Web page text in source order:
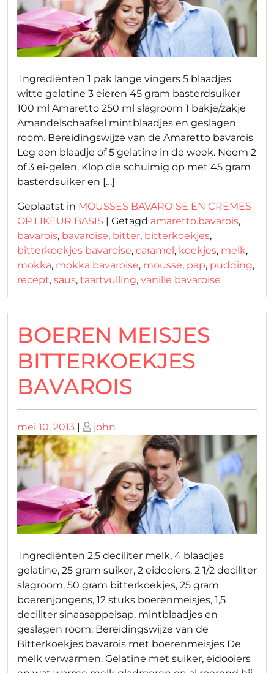
Ingrediënten 1 pak lange vingers 5 blaadjes
witte gelatine 3 eieren 45 gram basterdsuiker
100 ml Amaretto 250 ml slagroom 1 bakje/zakje
Amandelschaafsel mintblaadjes en geslagen
room. Bereidingswijze van de Amaretto bavarois
Leg een blaadje of 5 gelatine in de week. Neem 2
of 3 ei-gelen. Klop die schuimig op met 45 gram
basterdsuiker en […]
Geplaatst in MOUSSES BAVAROISE EN CREMES
OP LIKEUR BASIS | Getagd amaretto.bavarois,
bavarois, bavaroise, bitter, bitterkoekjes,
bitterkoekjes bavaroise, caramel , koekjes, melk,
mokka, mokka bavaroise, mousse, pap, pudding,
recept, saus, taartvulling, vanille bavaroise
BOEREN MEISJES
BITTERKOEKJES
BAVAROIS
Geplaatst
op
mei 10, 2013 | Geplaatst
op
john
Ingrediënten 2,5 deciliter melk, 4 blaadjes
gelatine, 25 gram suiker, 2 eidooiers, 2 1/2 deciliter
slagroom, 50 gram bitterkoekjes, 25 gram
boerenjongens, 12 stuks boerenmeisjes, 1,5
deciliter sinaasappelsap, mintblaadjes en
geslagen room. Bereidingswijze van de
Bitterkoekjes bavarois met boerenmeisjes De
melk verwarmen. Gelatine met suiker, eidooiers